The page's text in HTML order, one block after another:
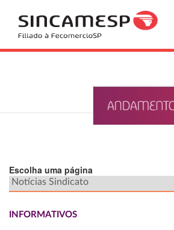
Escolha uma página
INFORMATIVOS